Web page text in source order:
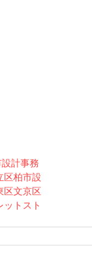
計事務
区柏市設
区文京区
ットスト